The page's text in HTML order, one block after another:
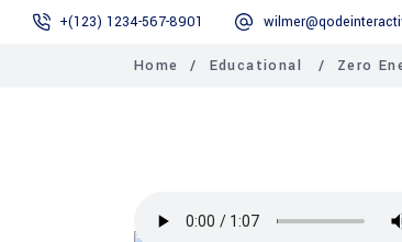
+(123) 1234-567-8901
Home / Educational / Zero